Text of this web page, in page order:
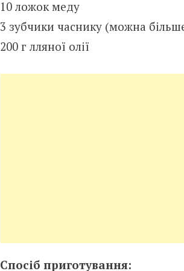
10 ложок меду
3 зубчики часнику (можна
200 г лляної олії
Спосіб приготування: